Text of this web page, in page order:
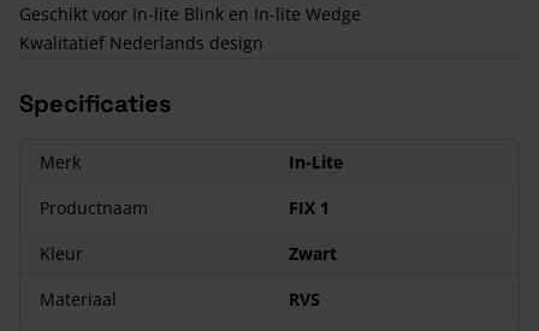
Geschikt voor In-lite Blink en In-lite Wedge
Kwalitatief Nederlands design
Specificaties
Merk
In-Lite
Productnaam
FIX 1
Kleur
Zwart
Materiaal
RVS